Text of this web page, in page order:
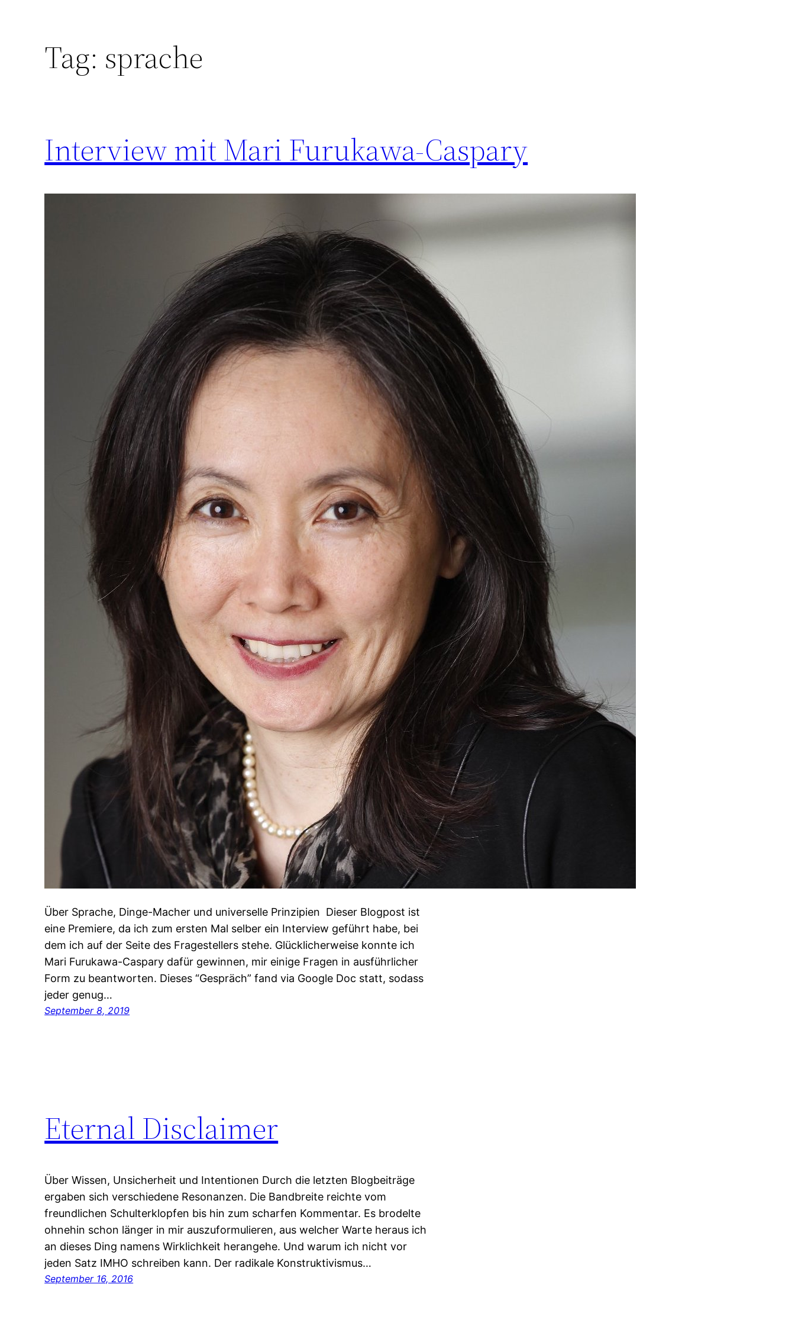
Tag: sprache
Interview mit Mari Furukawa-Caspary
Über Sprache, Dinge-Macher und universelle Prinzipien Dieser Blogpost ist
eine Premiere, da ich zum ersten Mal selber ein Interview geführt habe, bei
dem ich auf der Seite des Fragestellers stehe. Glücklicherweise konnte ich
Mari Furukawa-Caspary dafür gewinnen, mir einige Fragen in ausführlicher
Form zu beantworten. Dieses “Gespräch” fand via Google Doc statt, sodass
jeder genug…
September 8, 2019
Eternal Disclaimer
Über Wissen, Unsicherheit und Intentionen Durch die letzten Blogbeiträge
ergaben sich verschiedene Resonanzen. Die Bandbreite reichte vom
freundlichen Schulterklopfen bis hin zum scharfen Kommentar. Es brodelte
ohnehin schon länger in mir auszuformulieren, aus welcher Warte heraus ich
an dieses Ding namens Wirklichkeit herangehe. Und warum ich nicht vor
jeden Satz IMHO schreiben kann. Der radikale Konstruktivismus…
September 16, 2016